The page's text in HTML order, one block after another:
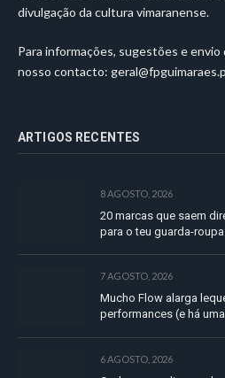
divulgação da cultura vimaranense.
Para informações, sugestões e
nosso contacto:
ARTIGOS RECENTES
8 AGOSTO, 2026
20 marcas que saem
para o teu guarda-roupa
7 AGOSTO, 2026
Mucho Flow alarga
performances (e há
6 AGOSTO, 2026